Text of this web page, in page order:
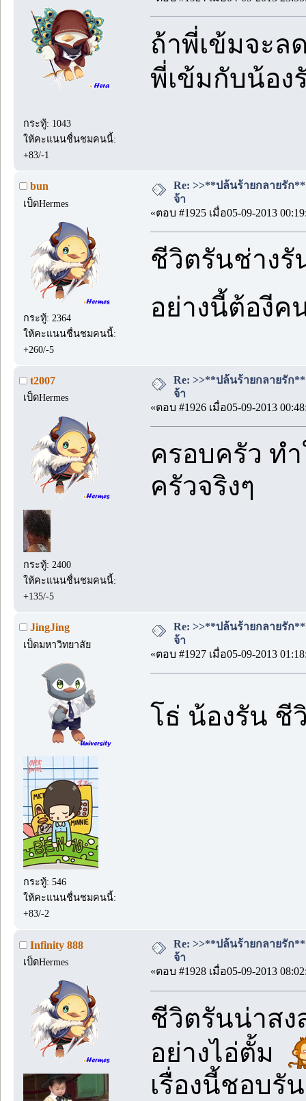
กระทู้: 1043
ให้คะแนนชื่นชมคนนี้:
+83/-1
ถ้าพี่เข้มจะล
พี่เข้มกับน้อ
bun
เป็ดHermes
กระทู้: 2364
ให้คะแนนชื่นชมคนนี้:
+260/-5
Re: >>**ปล้นร้ายกลายรัก
จ้า
«ตอบ #1925 เมื่อ05-09-2013
ชีวิตรันช่าง
อย่างนี้ต้องี
t2007
เป็ดHermes
กระทู้: 2400
ให้คะแนนชื่นชมคนนี้:
+135/-5
Re: >>**ปล้นร้ายกลายรัก
จ้า
«ตอบ #1926 เมื่อ05-09-2013
ครอบครัว ท
ครัวจริงๆ
JingJing
เป็ดมหาวิทยาลัย
กระทู้: 546
ให้คะแนนชื่นชมคนนี้:
+83/-2
Re: >>**ปล้นร้ายกลายรัก
จ้า
«ตอบ #1927 เมื่อ05-09-2013
โธ่ น้องรัน
Infinity 888
เป็ดHermes
Re: >>**ปล้นร้ายกลายรัก
จ้า
«ตอบ #1928 เมื่อ05-09-2013
ชีวิตรันน่าสง
อย่างไอ่ตั้ม
เรื่องนี้ชอบรั